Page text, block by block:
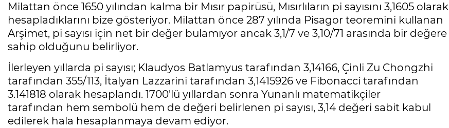
Milattan önce 1650 yılından kalma bir Mısır papirüsü, Mısırlıların pi sayısını 3,1605 olarak
hesapladıklarını bize gösteriyor. Milattan önce 287 yılında Pisagor teoremini kullanan
Arşimet, pi sayısı için net bir değer bulamıyor ancak 3,1/7 ve 3,10/71 arasında bir değere
sahip olduğunu belirliyor.
İlerleyen yıllarda pi sayısı; Klaudyos Batlamyus tarafından 3,14166, Çinli Zu Chongzhi
tarafından 355/113, İtalyan Lazzarini tarafından 3,1415926 ve Fibonacci tarafından
3.141818 olarak hesaplandı. 1700'lü yıllardan sonra Yunanlı matematikçiler
tarafından hem sembolü hem de değeri belirlenen pi sayısı, 3,14 değeri sabit kabul
edilerek hala hesaplanmaya devam ediyor.